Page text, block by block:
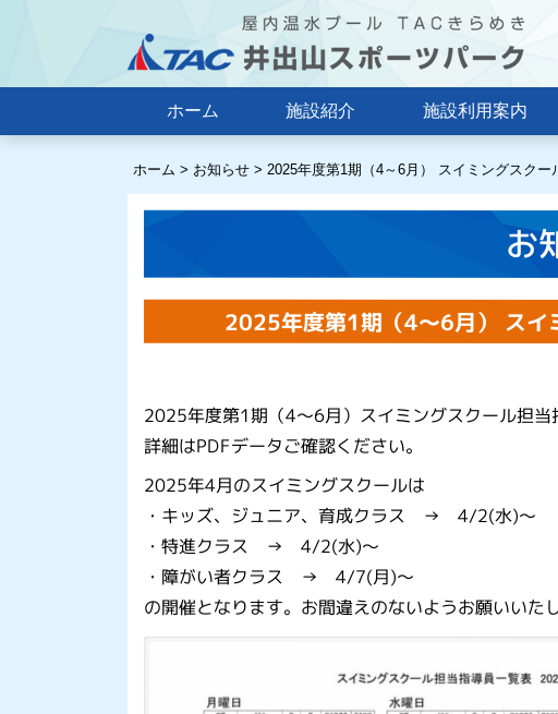
ホーム 施設紹介 施設利用案内
ホーム > お知らせ > 2025年度第1期（4～6月） スイミングスクー
お
2025年度第1期（4～6月） スイ
2025年度第1期（4～6月）スイミングスクール担当
詳細はPDFデータご確認ください。
2025年4月のスイミングスクールは
・キッズ、ジュニア、育成クラス → 4/2(水)～
・特進クラス → 4/2(水)～
・障がい者クラス → 4/7(月)～
の開催となります。お間違えのないようお願いいたし